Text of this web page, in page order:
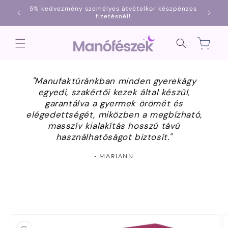
Ugrás a
tartalomhoz
5% kedvezmény személyes átvételkor készpénzes
fizetésnél!
Kosár
"Manufaktúránkban minden gyerekágy
egyedi, szakértői kezek által készül,
garantálva a gyermek örömét és
elégedettségét, miközben a megbízható,
masszív kialakítás hosszú távú
használhatóságot biztosít."
- MARIANN